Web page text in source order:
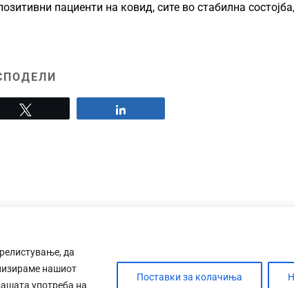
да
нашиот
употреба на
Поставки за колачиња
пациенти на ковид, сите во стабилна